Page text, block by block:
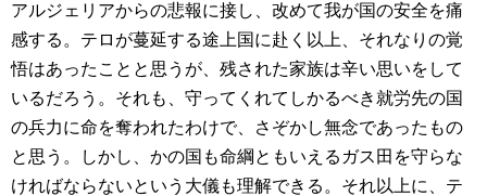
アルジェリアからの悲報に接し、改めて我が国の安全を痛
感する。テロが蔓延する途上国に赴く以上、それなりの覚
悟はあったことと思うが、残された家族は辛い思いをして
いるだろう。それも、守ってくれてしかるべき就労先の国
の兵力に命を奪われたわけで、さぞかし無念であったもの
と思う。しかし、かの国も命綱ともいえるガス田を守らな
ければならないという大儀も理解できる。それ以上に、テ